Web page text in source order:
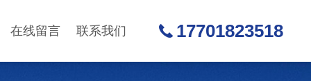
在线留言 联系我们 17701823518